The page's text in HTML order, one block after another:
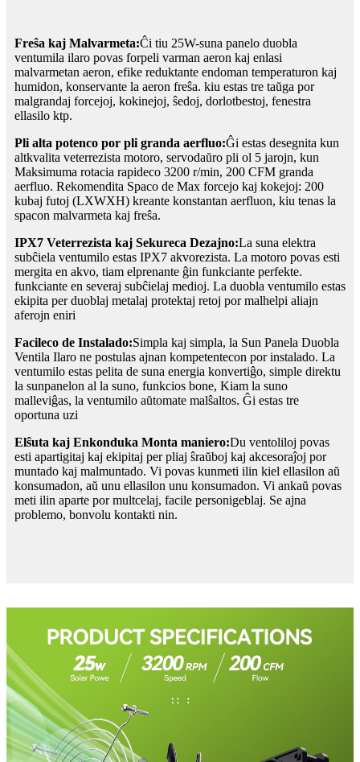
Freŝa kaj Malvarmeta:Ĉi tiu 25W-suna panelo duobla
ventumila ilaro povas forpeli varman aeron kaj enlasi
malvarmetan aeron, efike reduktante endoman temperaturon kaj
humidon, konservante la aeron freŝa. kiu estas tre taŭga por
malgrandaj forcejoj, kokinejoj, ŝedoj, dorlotbestoj, fenestra
ellasilo ktp.
Pli alta potenco por pli granda aerfluo:Ĝi estas desegnita kun
altkvalita veterrezista motoro, servodaŭro pli ol 5 jarojn, kun
Maksimuma rotacia rapideco 3200 r/min, 200 CFM granda
aerfluo. Rekomendita Spaco de Max forcejo kaj kokejoj: 200
kubaj futoj (LXWXH) kreante konstantan aerfluon, kiu tenas la
spacon malvarmeta kaj freŝa.
IPX7 Veterrezista kaj Sekureca Dezajno:La suna elektra
subĉiela ventumilo estas IPX7 akvorezista. La motoro povas esti
mergita en akvo, tiam elprenante ĝin funkciante perfekte.
funkciante en severaj subĉielaj medioj. La duobla ventumilo estas
ekipita per duoblaj metalaj protektaj retoj por malhelpi aliajn
aferojn eniri
Facileco de Instalado:Simpla kaj simpla, la Sun Panela Duobla
Ventila Ilaro ne postulas ajnan kompetentecon por instalado. La
ventumilo estas pelita de suna energia konvertiĝo, simple direktu
la sunpanelon al la suno, funkcios bone, Kiam la suno
malleviĝas, la ventumilo aŭtomate malŝaltos. Ĝi estas tre
oportuna uzi
Elŝuta kaj Enkonduka Monta maniero:Du ventoliloj povas
esti apartigitaj kaj ekipitaj per pliaj ŝraŭboj kaj akcesoraĵoj por
muntado kaj malmuntado. Vi povas kunmeti ilin kiel ellasilon aŭ
konsumadon, aŭ unu ellasilon unu konsumadon. Vi ankaŭ povas
meti ilin aparte por multcelaj, facile personigeblaj. Se ajna
problemo, bonvolu kontakti nin.